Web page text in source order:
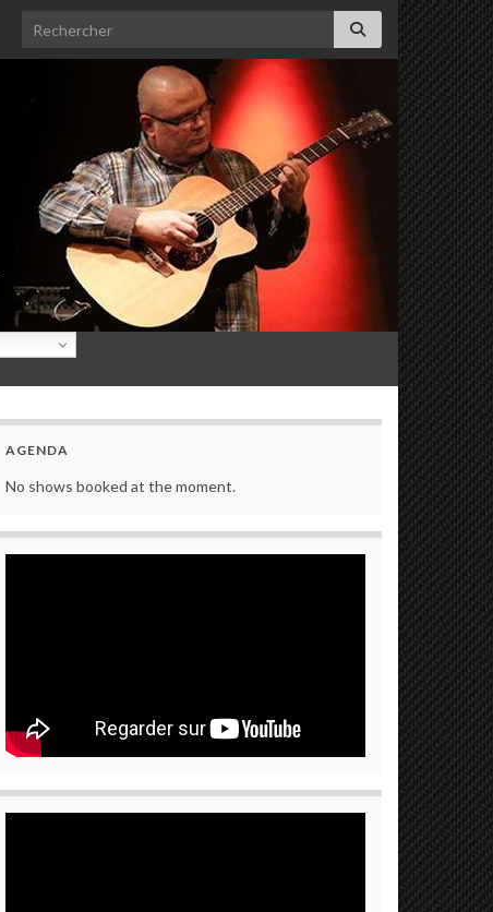
Search for:
AGENDA
No shows booked at the moment.